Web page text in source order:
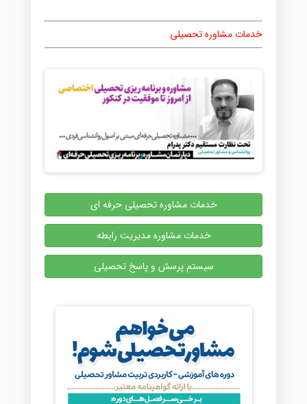
خدمات مشاوره تحصیلی
خدمات مشاوره تحصیلی حرفه ای
خدمات مشاوره مدیریت رابطه
سیستم پرسش و پاسخ تحصیلی